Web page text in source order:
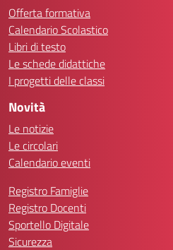
Offerta formativa
Calendario Scolastico
Libri di testo
Le schede didattiche
I progetti delle classi
Novità
Le notizie
Le circolari
Calendario eventi
Registro Famiglie
Registro Docenti
Sportello Digitale
Sicurezza